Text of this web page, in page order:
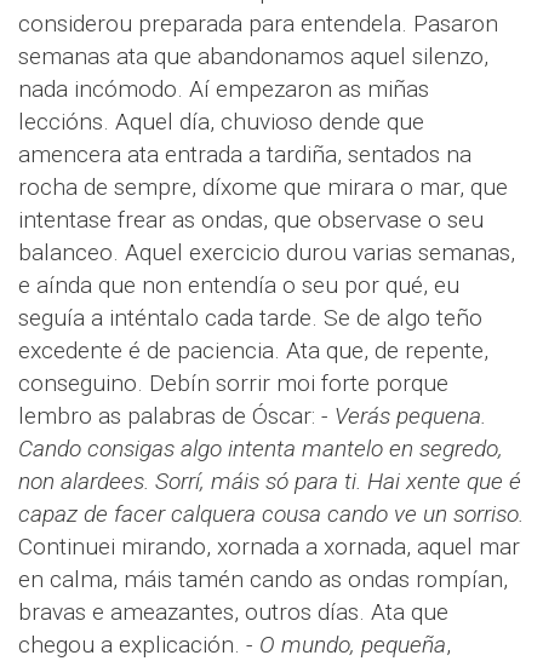
considerou preparada para entendela. Pasaron
semanas ata que abandonamos aquel silenzo,
nada incómodo. Aí empezaron as miñas
leccións. Aquel día, chuvioso dende que
amencera ata entrada a tardiña, sentados na
rocha de sempre, díxome que mirara o mar, que
intentase frear as ondas, que observase o seu
balanceo. Aquel exercicio durou varias semanas,
e aínda que non entendía o seu por qué, eu
seguía a inténtalo cada tarde. Se de algo teño
excedente é de paciencia. Ata que, de repente,
conseguino. Debín sorrir moi forte porque
lembro as palabras de Óscar: - Verás pequena.
Cando consigas algo intenta mantelo en segredo,
non alardees. Sorrí, máis só para ti. Hai xente que é
capaz de facer calquera cousa cando ve un sorriso.
Continuei mirando, xornada a xornada, aquel mar
en calma, máis tamén cando as ondas rompían,
bravas e ameazantes, outros días. Ata que
chegou a explicación. - O mundo, pequeña,